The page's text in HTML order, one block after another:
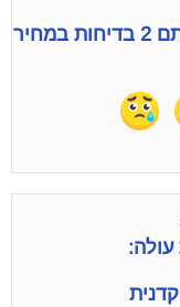
(איזה מצחיק שזה בדיחת קרש, קיבלתם 2 בדיחות במחיר